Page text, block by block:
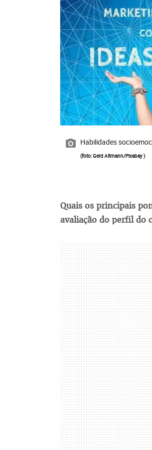
Habilidades
(foto: Gerd Altmann/Pixabay )
Quais os principais
avaliação do perfil do